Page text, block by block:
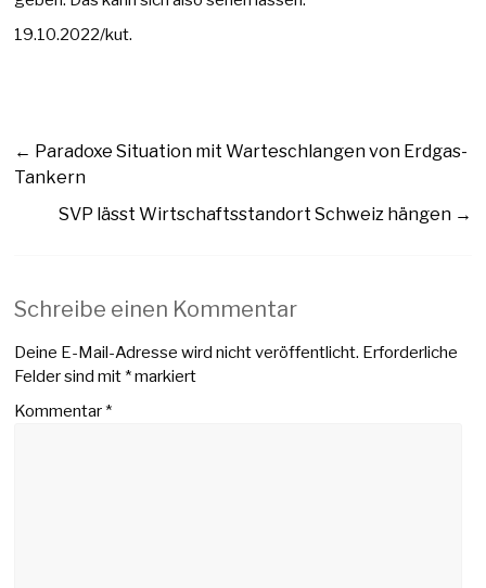
19.10.2022/kut.
← Paradoxe Situation mit Warteschlangen von Erdgas-
Tankern
SVP lässt Wirtschaftsstandort Schweiz hängen →
Schreibe einen Kommentar
Deine E-Mail-Adresse wird nicht veröffentlicht. Erforderliche
Felder sind mit*markiert
Kommentar*